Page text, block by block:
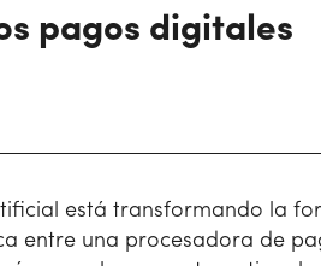
pagos digitales
está transformando la
entre una procesadora de